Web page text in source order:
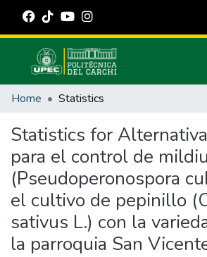
Communities & Collections
Estadísticas Externas
Manuales
Home Statistics
Statistics for
para el control de
(Pseudoperonospora
el cultivo de pepinillo
sativus L.) con la
la parroquia San